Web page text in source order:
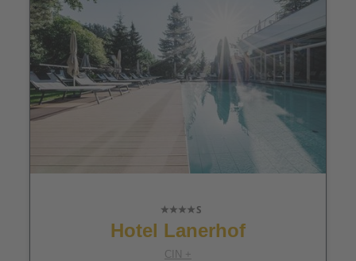
Hotel Lanerhof
CIN +